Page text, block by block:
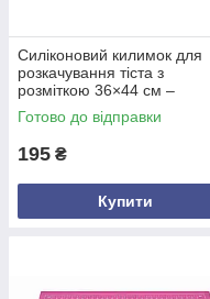
Силіконовий килимок для
розкачування тіста з
розміткою 36×44 см –
антипригарний,
термостійкий, харчовий
Готово до відправки
195 ₴
Купити